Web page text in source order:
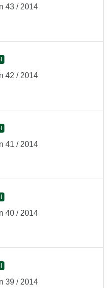
43 / 2014
42 / 2014
41 / 2014
40 / 2014
39 / 2014